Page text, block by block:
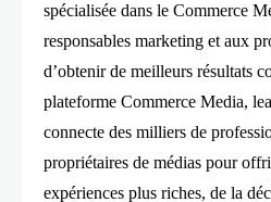
spécialisée dans le Commerce
responsables marketing et aux
d’obtenir de meilleurs résultats
plateforme Commerce Media,
connecte des milliers de
propriétaires de médias pour
expériences plus riches, de la